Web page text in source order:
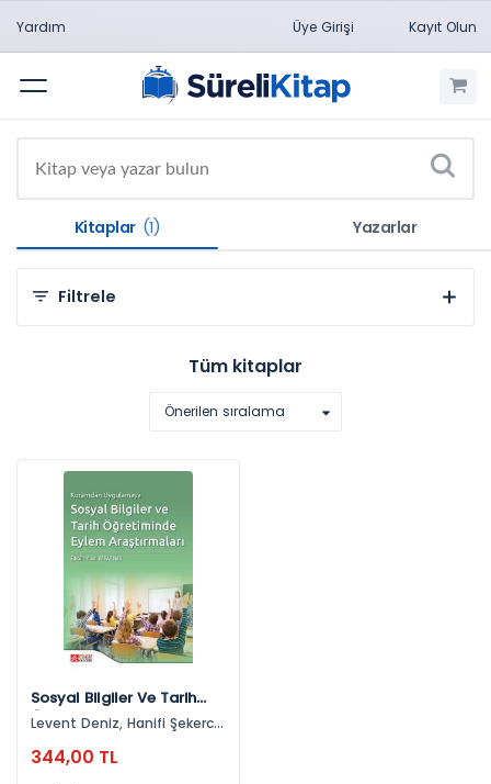
Yardım Üye Girişi Kayıt Olun
Menü
Kitaplar (1) Yazarlar
Filtrele
Konulara Göre
Eğitim Bilimleri (1)
Yayınevlerine Göre
Pegem Akademi Yayıncılık (1)
Yıllara Göre
2021 (1)
Tüm kitaplar
Önerilen sıralama
Sosyal Bilgiler Ve Tarih
Öğretiminde Eylem
Levent Deniz, Hanifi Şekerci,
Cemile Ayça Öztaşçı, Sibel
344,00 TL